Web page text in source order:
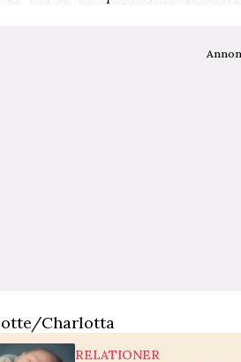
Charlotta
RELATIONER